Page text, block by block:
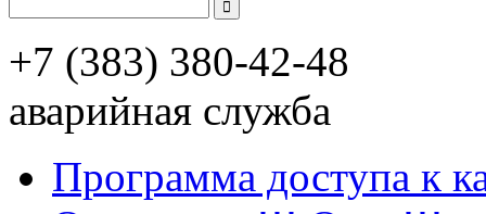
+7 (383) 380-42-48
аварийная служба
Программа доступа к